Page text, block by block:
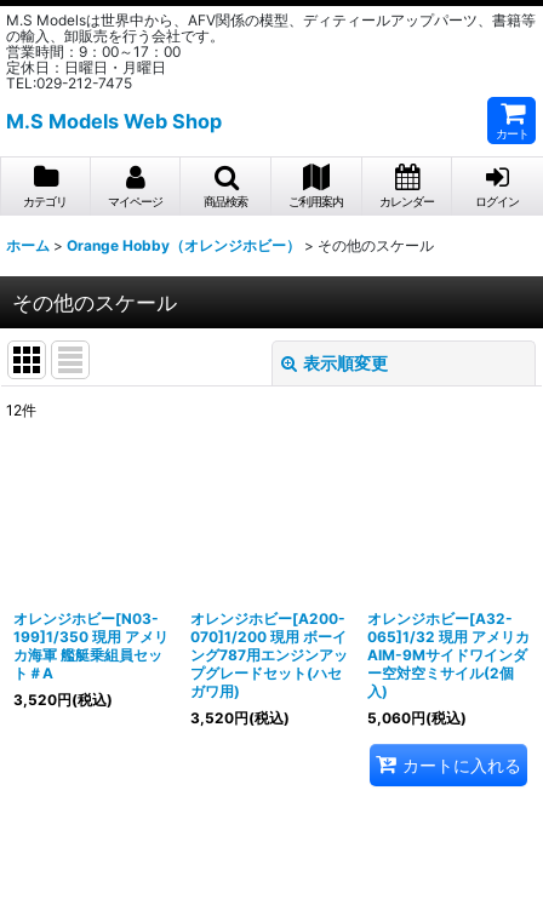
M.S Modelsは世界中から、AFV関係の模型、ディティールアップパーツ、書籍等
の輸入、卸販売を行う会社です。
営業時間：9：00～17：00
定休日：日曜日・月曜日
TEL:029-212-7475
M.S Models Web Shop
カート
カテゴリ マイページ 商品検索 ご利用案内 カレンダー ログイン
ホーム > Orange Hobby（オレンジホビー） > その他のスケール
その他のスケール
表示順変更
絞り込む
12件
オレンジホビー[N03-
199]1/350 現用 アメリ
カ海軍 艦艇乗組員セッ
ト＃A
3,520円(税込)
オレンジホビー[A200-
070]1/200 現用 ボーイ
ング787用エンジンアッ
プグレードセット(ハセ
ガワ用)
3,520円(税込)
オレンジホビー[A32-
065]1/32 現用 アメリカ
AIM-9Mサイドワインダ
ー空対空ミサイル(2個
入)
5,060円(税込)
カートに入れる